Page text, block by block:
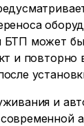
БТП может
и повторно
и